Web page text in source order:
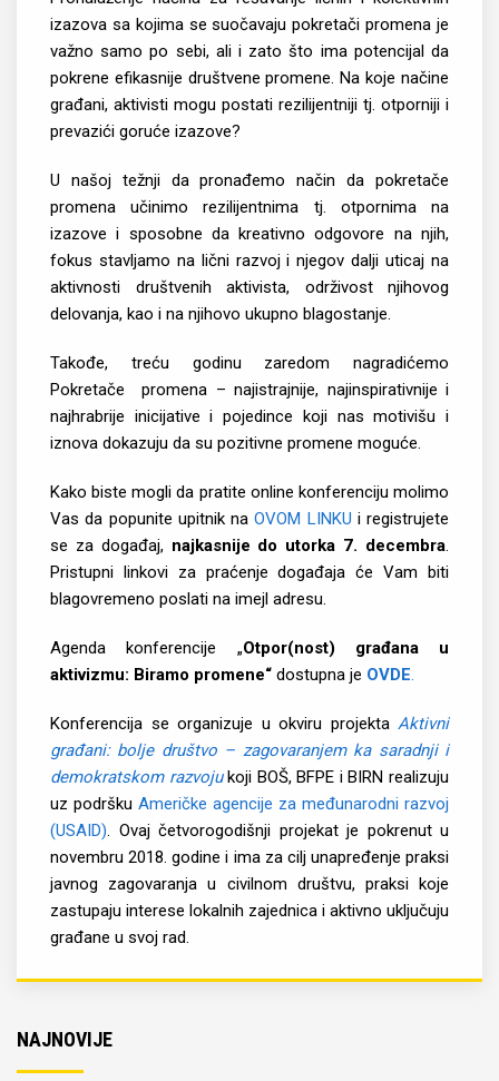
izazova sa kojima se suočavaju pokretači promena je
važno samo po sebi, ali i zato što ima potencijal da
pokrene efikasnije društvene promene. Na koje načine
građani, aktivisti mogu postati rezilijentniji tj. otporniji i
prevazići goruće izazove?
U našoj težnji da pronađemo način da pokretače
promena učinimo rezilijentnima tj. otpornima na
izazove i sposobne da kreativno odgovore na njih,
fokus stavljamo na lični razvoj i njegov dalji uticaj na
aktivnosti društvenih aktivista, održivost njihovog
delovanja, kao i na njihovo ukupno blagostanje.
Takođe, treću godinu zaredom nagradićemo
Pokretače promena – najistrajnije, najinspirativnije i
najhrabrije inicijative i pojedince koji nas motivišu i
iznova dokazuju da su pozitivne promene moguće.
Kako biste mogli da pratite online konferenciju molimo
Vas da popunite upitnik naOVOM LINKU i registrujete
se za događaj, najkasnije do utorka 7. decembra.
Pristupni linkovi za praćenje događaja će Vam biti
blagovremeno poslati na imejl adresu.
Agenda konferencije „Otpor(nost) građana u
aktivizmu: Biramo promene“ dostupna je OVDE.
Konferencija se organizuje u okviru projekta Aktivni
građani: bolje društvo – zagovaranjem ka saradnji i
demokratskom razvoju koji BOŠ, BFPE i BIRN realizuju
uz podršku Američke agencije za međunarodni razvoj
(USAID). Ovaj četvorogodišnji projekat je pokrenut u
novembru 2018. godine i ima za cilj unapređenje praksi
javnog zagovaranja u civilnom društvu, praksi koje
zastupaju interese lokalnih zajednica i aktivno uključuju
građane u svoj rad.
NAJNOVIJE